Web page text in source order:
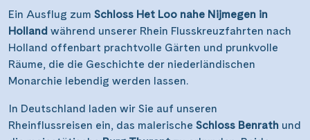
Ein Ausflug zum Schloss Het Loo nahe Nijmegen in
Holland während unserer Rhein Flusskreuzfahrten nach
Holland offenbart prachtvolle Gärten und prunkvolle
Räume, die die Geschichte der niederländischen
Monarchie lebendig werden lassen.
In Deutschland laden wir Sie auf unseren
Rheinflussreisen ein, das malerische Schloss Benrath und